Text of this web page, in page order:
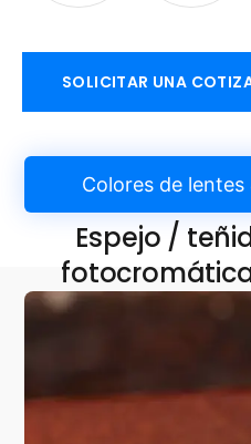
SOLICITAR UNA
Colores de
Espejo /